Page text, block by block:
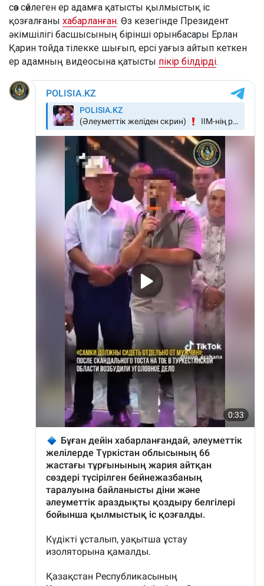
сөз сөйлеген ер адамға қатысты қылмыстық іс
қозғалғаны хабарланған. Өз кезегінде Президент
әкімшілігі басшысының бірінші орынбасары Ерлан
Қарин тойда тілекке шығып, ерсі уағыз айтып кеткен
ер адамның видеосына қатысты пікір білдірді.